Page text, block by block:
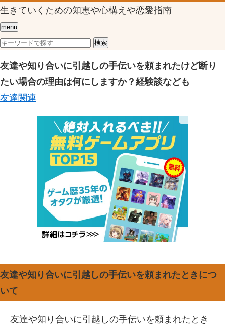
生きていくための知恵や心構えや恋愛指南
menu
友達や知り合いに引越しの手伝いを頼まれたけど断り
たい場合の理由は何にしますか？経験談なども
友達関連
友達や知り合いに引越しの手伝いを頼まれたときにつ
いて
友達や知り合いに引越しの手伝いを頼まれたとき